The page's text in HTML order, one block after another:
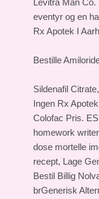
Levitra Man
eventyr og en
Rx Apotek I
Bestille
Sildenafil
Ingen Rx
Colofac Pris.
homework
dose mortelle
recept, Lage
Bestil Billig
brGenerisk